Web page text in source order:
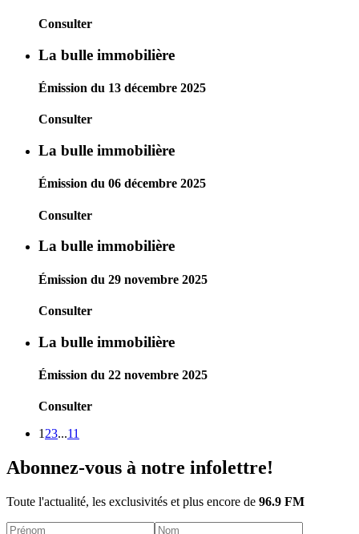
Consulter
La bulle immobilière
Émission du 13 décembre 2025
Consulter
La bulle immobilière
Émission du 06 décembre 2025
Consulter
La bulle immobilière
Émission du 29 novembre 2025
Consulter
La bulle immobilière
Émission du 22 novembre 2025
Consulter
1 23...11
Abonnez-vous à notre infolettre!
Toute l'actualité, les exclusivités et plus encore de 96.9 FM